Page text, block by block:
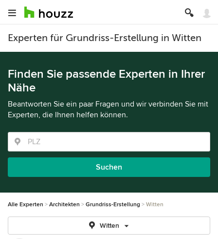
Experten für Grundriss-Erstellung in Witten
Finden Sie passende Experten in Ihrer
Nähe
Beantworten Sie ein paar Fragen und wir verbinden Sie mit
Experten, die Ihnen helfen können.
Suchen
Alle Experten Architekten Grundriss-Erstellung Witten
Witten